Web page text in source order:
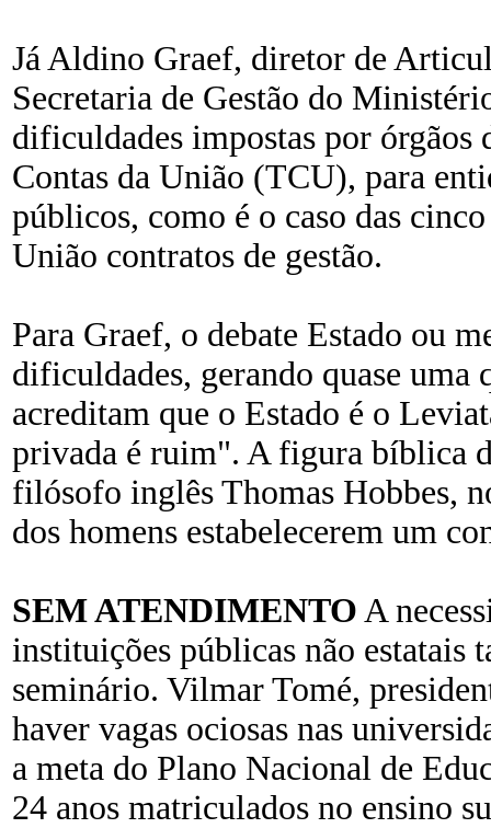
Já Aldino Graef, diretor de
Secretaria de Gestão do
dificuldades impostas por
Contas da União (TCU), para
públicos, como é o caso das
União contratos de gestão.
Para Graef, o debate Estado ou
dificuldades, gerando quase uma
acreditam que o Estado é o
privada é ruim". A figura bíblica
filósofo inglês Thomas Hobbes,
dos homens estabelecerem um
SEM ATENDIMENTO A
instituições públicas não estatais
seminário. Vilmar Tomé,
haver vagas ociosas nas
a meta do Plano Nacional de
24 anos matriculados no ensino